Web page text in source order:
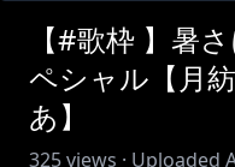
【#歌枠 】暑
ペシャル【月
あ】
325views · Uploaded